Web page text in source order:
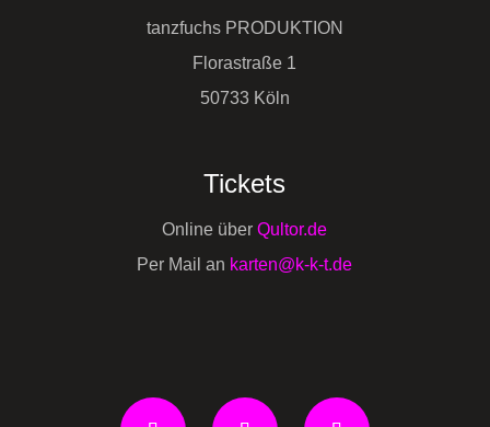
tanzfuchs PRODUKTION
Florastraße 1
50733 Köln
Tickets
Online über Qultor.de
Per Mail an karten@k-k-t.de